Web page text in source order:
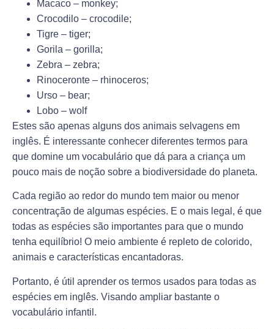
Macaco – monkey;
Crocodilo – crocodile;
Tigre – tiger;
Gorila – gorilla;
Zebra – zebra;
Rinoceronte – rhinoceros;
Urso – bear;
Lobo – wolf
Estes são apenas alguns dos animais selvagens em
inglês. É interessante conhecer diferentes termos para
que domine um vocabulário que dá para a criança um
pouco mais de noção sobre a biodiversidade do planeta.
Cada região ao redor do mundo tem maior ou menor
concentração de algumas espécies. E o mais legal, é que
todas as espécies são importantes para que o mundo
tenha equilíbrio! O meio ambiente é repleto de colorido,
animais e características encantadoras.
Portanto, é útil aprender os termos usados para todas as
espécies em inglês. Visando ampliar bastante o
vocabulário infantil.